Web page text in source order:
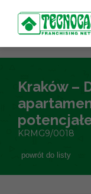
Kraków –
KRMG9/0018
powrót do listy